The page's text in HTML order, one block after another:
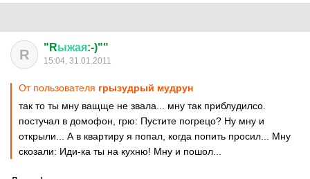
R "Rыжая:-)""
15:04, 31.01.2011
От пользователя грызудрый мудрун
так то ты мну ващще не звала... мну так приблудилсо.
постучал в домофон, грю: Пустите погрецо? Ну мну и
открыли... А в квартиру я попал, когда попить просил... Мну
скозали: Иди-ка ты на кухню! Мну и пошол...